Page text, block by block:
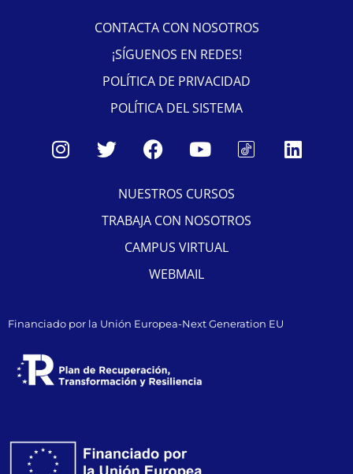
CONTACTA CON NOSOTROS
¡SÍGUENOS EN REDES!
POLÍTICA DE PRIVACIDAD
POLÍTICA DEL SISTEMA
NUESTROS CURSOS
TRABAJA CON NOSOTROS
CAMPUS VIRTUAL
WEBMAIL
Financiado por la Unión Europea-Next Generation EU